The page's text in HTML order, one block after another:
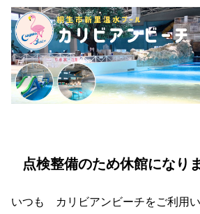
点検整備のため休館になり
いつも カリビアンビーチをご利用